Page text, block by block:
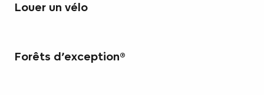
Louer un vélo
Forêts d’exception®